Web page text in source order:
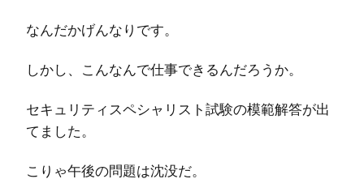
なんだかげんなりです。
しかし、こんなんで仕事できるんだろうか。
セキュリティスペシャリスト試験の模範解答が出
てました。
こりゃ午後の問題は沈没だ。